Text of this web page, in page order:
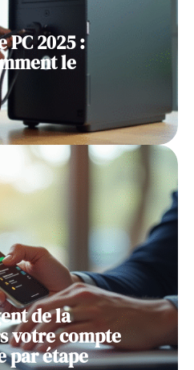
PC 2025 :
le
de la
votre compte
par étape